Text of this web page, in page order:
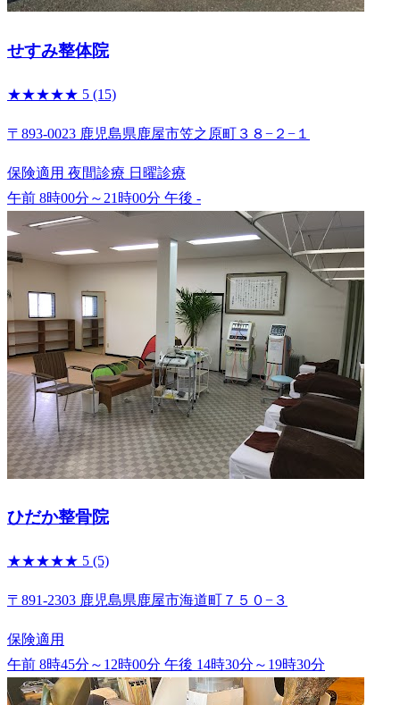
せすみ整体院
★★★★★ 5 (15)
〒893-0023 鹿児島県鹿屋市笠之原町３８−２−１
保険適用 夜間診療 日曜診療
午前 8時00分～21時00分 午後 -
ひだか整骨院
★★★★★ 5 (5)
〒891-2303 鹿児島県鹿屋市海道町７５０−３
保険適用
午前 8時45分～12時00分 午後 14時30分～19時30分